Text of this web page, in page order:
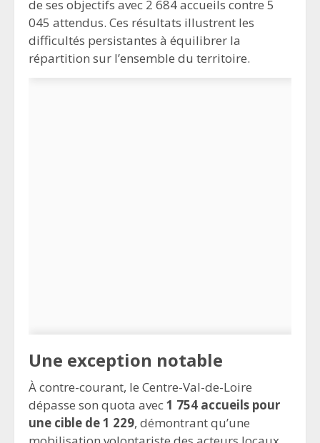
de ses objectifs avec 2 684 accueils contre 5
045 attendus. Ces résultats illustrent les
difficultés persistantes à équilibrer la
répartition sur l’ensemble du territoire.
Une exception notable
À contre-courant, le Centre-Val-de-Loire
dépasse son quota avec1 754 accueils pour
une cible de 1 229, démontrant qu’une